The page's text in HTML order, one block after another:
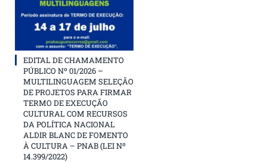
EDITAL DE CHAMAMENTO
PÚBLICO Nº 01/2026 –
MULTILINGUAGEM SELEÇÃO
DE PROJETOS PARA FIRMAR
TERMO DE EXECUÇÃO
CULTURAL COM RECURSOS
DA POLÍTICA NACIONAL
ALDIR BLANC DE FOMENTO
À CULTURA – PNAB (LEI Nº
14.399/2022)